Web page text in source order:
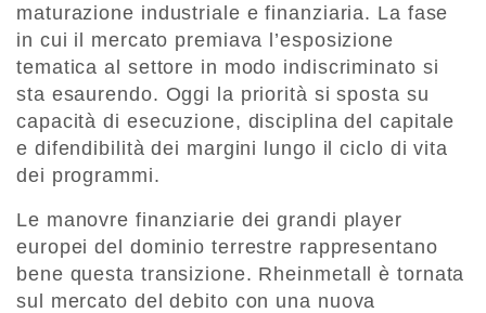
maturazione industriale e finanziaria. La fase
in cui il mercato premiava l’esposizione
tematica al settore in modo indiscriminato si
sta esaurendo. Oggi la priorità si sposta su
capacità di esecuzione, disciplina del capitale
e difendibilità dei margini lungo il ciclo di vita
dei programmi.
Le manovre finanziarie dei grandi player
europei del dominio terrestre rappresentano
bene questa transizione. Rheinmetall è tornata
sul mercato del debito con una nuova